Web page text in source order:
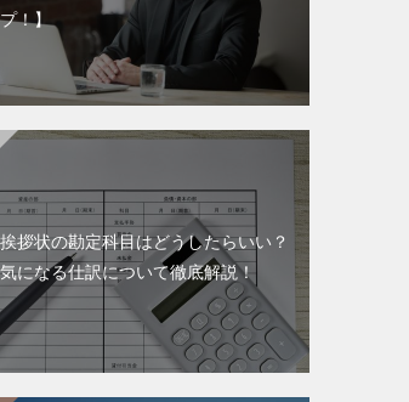
プ！】
挨拶状の勘定科目はどうしたらいい？
気になる仕訳について徹底解説！